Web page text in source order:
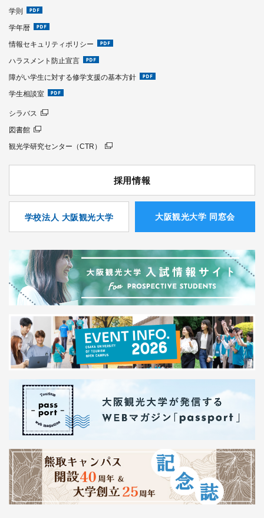
学則
学年暦
情報セキュリティポリシー
ハラスメント防止宣言
障がい学生に対する修学支援の基本方針
学生相談室
シラバス
図書館
観光学研究センター（CTR）
採用情報
学校法人 大阪観光大学 ⼤阪観光⼤学 同窓会